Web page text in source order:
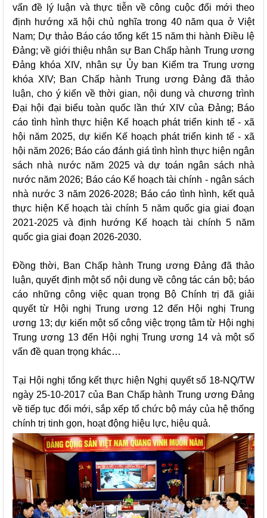
vấn đề lý luận và thực tiễn về công cuộc đổi mới theo
định hướng xã hội chủ nghĩa trong 40 năm qua ở Việt
Nam; Dự thảo Báo cáo tổng kết 15 năm thi hành Điều lệ
Đảng; về giới thiệu nhân sự Ban Chấp hành Trung ương
Đảng khóa XIV, nhân sự Ủy ban Kiểm tra Trung ương
khóa XIV; Ban Chấp hành Trung ương Đảng đã thảo
luận, cho ý kiến về thời gian, nội dung và chương trình
Đại hội đại biểu toàn quốc lần thứ XIV của Đảng; Báo
cáo tình hình thực hiện Kế hoạch phát triển kinh tế - xã
hội năm 2025, dự kiến Kế hoạch phát triển kinh tế - xã
hội năm 2026; Báo cáo đánh giá tình hình thực hiện ngân
sách nhà nước năm 2025 và dự toán ngân sách nhà
nước năm 2026; Báo cáo Kế hoạch tài chính - ngân sách
nhà nước 3 năm 2026-2028; Báo cáo tình hình, kết quả
thực hiện Kế hoạch tài chính 5 năm quốc gia giai đoạn
2021-2025 và định hướng Kế hoạch tài chính 5 năm
quốc gia giai đoạn 2026-2030.
Đồng thời, Ban Chấp hành Trung ương Đảng đã thảo
luận, quyết định một số nội dung về công tác cán bộ; báo
cáo những công việc quan trọng Bộ Chính trị đã giải
quyết từ Hội nghị Trung ương 12 đến Hội nghị Trung
ương 13; dự kiến một số công việc trọng tâm từ Hội nghị
Trung ương 13 đến Hội nghị Trung ương 14 và một số
vấn đề quan trọng khác…
Tại Hội nghị tổng kết thực hiện Nghị quyết số 18-NQ/TW
ngày 25-10-2017 của Ban Chấp hành Trung ương Đảng
về tiếp tục đổi mới, sắp xếp tổ chức bộ máy của hệ thống
chính trị tinh gọn, hoạt động hiệu lực, hiệu quả.